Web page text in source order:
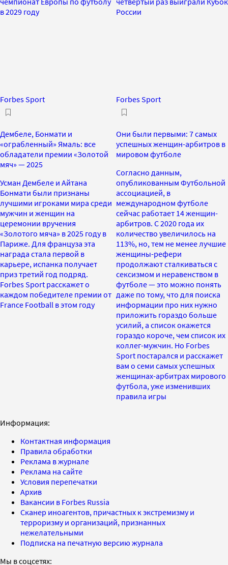
в 2029 году
России
Forbes Sport
Дембеле, Бонмати и
«ограбленный» Ямаль: все
обладатели премии «Золотой
мяч» — 2025
Усман Дембеле и Айтана
Бонмати были признаны
лучшими игроками мира среди
мужчин и женщин на
церемонии вручения
«Золотого мяча» в 2025 году в
Париже. Для француза эта
награда стала первой в
карьере, испанка получает
приз третий год подряд.
Forbes Sport расскажет о
каждом победителе премии от
France Football в этом году
Forbes Sport
Они были первыми: 7 самых
успешных женщин-арбитров в
мировом футболе
Согласно данным,
опубликованным Футбольной
ассоциацией, в
международном футболе
сейчас работает 14 женщин-
арбитров. С 2020 года их
количество увеличилось на
113%, но, тем не менее лучшие
женщины-рефери
продолжают сталкиваться с
сексизмом и неравенством в
футболе — это можно понять
даже по тому, что для поиска
информации про них нужно
приложить гораздо больше
усилий, а список окажется
гораздо короче, чем список их
коллег-мужчин. Но Forbes
Sport постарался и расскажет
вам о семи самых успешных
женщинах-арбитрах мирового
футбола, уже изменивших
правила игры
Информация:
Контактная информация
Правила обработки
Реклама в журнале
Реклама на сайте
Условия перепечатки
Архив
Вакансии в Forbes Russia
Сканер иноагентов, причастных к экстремизму и
терроризму и организаций, признанных
нежелательными
Подписка на печатную версию журнала
Мы в соцсетях: